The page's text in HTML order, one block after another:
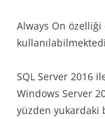
Always On
SQL Server 2016
Windows Server
yüzden yukardaki